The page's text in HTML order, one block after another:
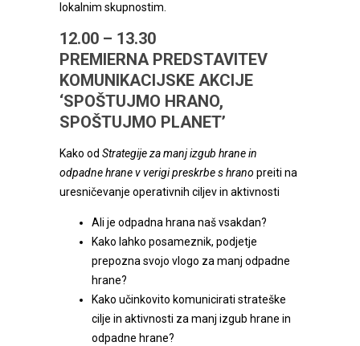
lokalnim skupnostim.
12.00 – 13.30
PREMIERNA PREDSTAVITEV
KOMUNIKACIJSKE AKCIJE
‘SPOŠTUJMO HRANO,
SPOŠTUJMO PLANET’
Kako od Strategije za manj izgub hrane in
odpadne hrane v verigi preskrbe s hrano preiti na
uresničevanje operativnih ciljev in aktivnosti
Ali je odpadna hrana naš vsakdan?
Kako lahko posameznik, podjetje
prepozna svojo vlogo za manj odpadne
hrane?
Kako učinkovito komunicirati strateške
cilje in aktivnosti za manj izgub hrane in
odpadne hrane?